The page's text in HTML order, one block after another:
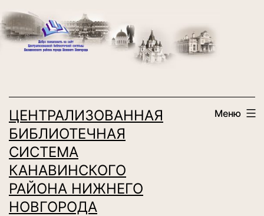
Перейти
к
содержимому
ЦЕНТРАЛИЗОВАННАЯ
БИБЛИОТЕЧНАЯ
СИСТЕМА
КАНАВИНСКОГО
РАЙОНА НИЖНЕГО
НОВГОРОДА
Меню